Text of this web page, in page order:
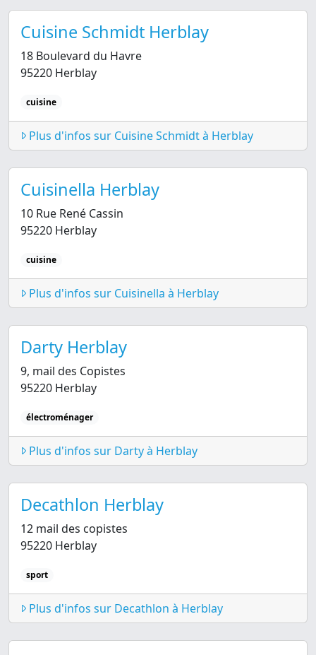
Cuisine Schmidt Herblay
18 Boulevard du Havre
95220 Herblay
cuisine
Plus d'infos sur Cuisine Schmidt à Herblay
Cuisinella Herblay
10 Rue René Cassin
95220 Herblay
cuisine
Plus d'infos sur Cuisinella à Herblay
Darty Herblay
9, mail des Copistes
95220 Herblay
électroménager
Plus d'infos sur Darty à Herblay
Decathlon Herblay
12 mail des copistes
95220 Herblay
sport
Plus d'infos sur Decathlon à Herblay